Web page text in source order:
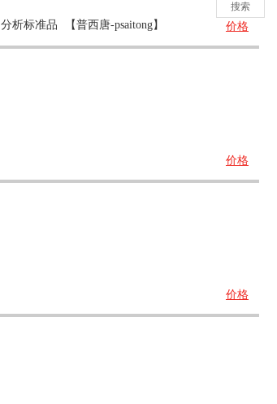
分析标准品 【普西唐-psaitong】 价格
价格
价格
搜索